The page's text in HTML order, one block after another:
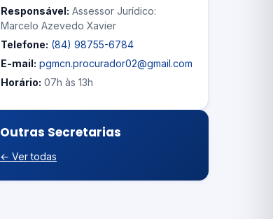
Responsável: Assessor Jurídico:
Marcelo Azevedo Xavier
Telefone: (84) 98755-6784
E-mail: pgmcn.procurador02@gmail.com
Horário: 07h às 13h
Outras Secretarias
← Ver todas